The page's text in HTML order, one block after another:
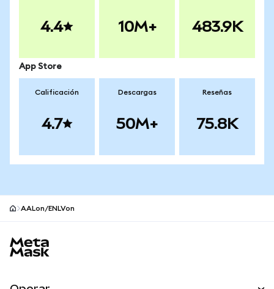
4.4 10M+ 483.9K
App Store
Calificación
4.7
Descargas
50M+
Reseñas
75.8K
AALon/ENLVon